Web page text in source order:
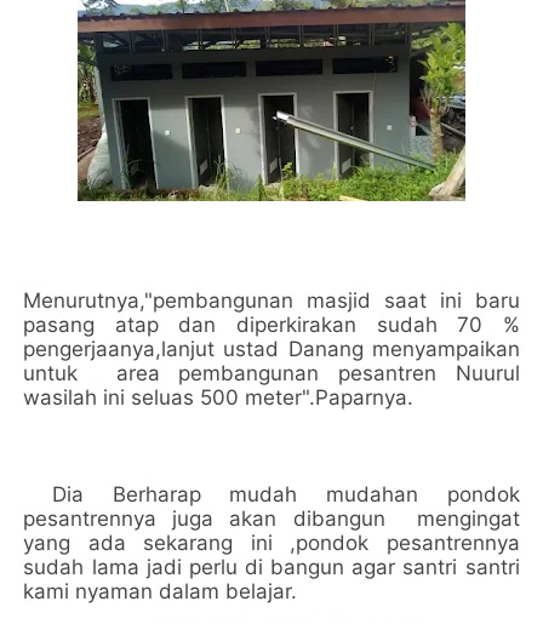
Menurutnya,"pembangunan masjid saat ini baru
pasang atap dan diperkirakan sudah 70 %
pengerjaanya,lanjut ustad Danang menyampaikan
untuk area pembangunan pesantren Nuurul
wasilah ini seluas 500 meter".Paparnya.
Dia Berharap mudah mudahan pondok
pesantrennya juga akan dibangun mengingat
yang ada sekarang ini ,pondok pesantrennya
sudah lama jadi perlu di bangun agar santri santri
kami nyaman dalam belajar.